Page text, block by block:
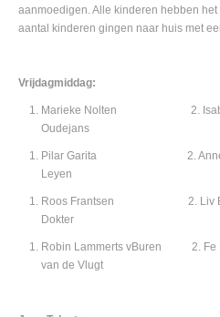
aanmoedigen. Alle kinderen hebben
aantal kinderen gingen naar huis met
Vrijdagmiddag:
Marieke Nolten 2.
Oudejans
Pilar Garita 2. Anne
Leyen
Roos Frantsen 2.
Dokter
Robin Lammerts vBuren
van de Vlugt